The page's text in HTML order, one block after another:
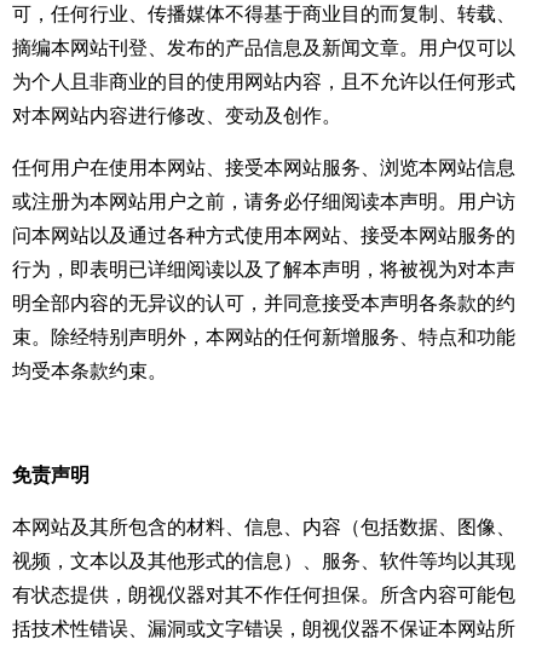
可，任何行业、传播媒体不得基于商业目的而复制、转载、
摘编本网站刊登、发布的产品信息及新闻文章。用户仅可以
为个人且非商业的目的使用网站内容，且不允许以任何形式
对本网站内容进行修改、变动及创作。
任何用户在使用本网站、接受本网站服务、浏览本网站信息
或注册为本网站用户之前，请务必仔细阅读本声明。用户访
问本网站以及通过各种方式使用本网站、接受本网站服务的
行为，即表明已详细阅读以及了解本声明，将被视为对本声
明全部内容的无异议的认可，并同意接受本声明各条款的约
束。除经特别声明外，本网站的任何新增服务、特点和功能
均受本条款约束。
免责声明
本网站及其所包含的材料、信息、内容（包括数据、图像、
视频，文本以及其他形式的信息）、服务、软件等均以其现
有状态提供，朗视仪器对其不作任何担保。所含内容可能包
括技术性错误、漏洞或文字错误，朗视仪器不保证本网站所